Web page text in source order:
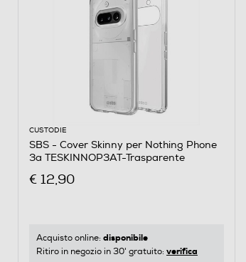
CUSTODIE
SBS - Cover Skinny per Nothing Phone
3a TESKINNOP3AT-Trasparente
€ 12,90
Acquisto online: disponibile
Ritiro in negozio in 30' gratuito: verifica